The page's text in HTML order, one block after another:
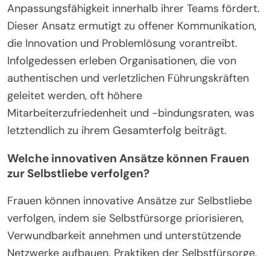
Anpassungsfähigkeit innerhalb ihrer Teams fördert.
Dieser Ansatz ermutigt zu offener Kommunikation,
die Innovation und Problemlösung vorantreibt.
Infolgedessen erleben Organisationen, die von
authentischen und verletzlichen Führungskräften
geleitet werden, oft höhere
Mitarbeiterzufriedenheit und -bindungsraten, was
letztendlich zu ihrem Gesamterfolg beiträgt.
Welche innovativen Ansätze können Frauen
zur Selbstliebe verfolgen?
Frauen können innovative Ansätze zur Selbstliebe
verfolgen, indem sie Selbstfürsorge priorisieren,
Verwundbarkeit annehmen und unterstützende
Netzwerke aufbauen. Praktiken der Selbstfürsorge,